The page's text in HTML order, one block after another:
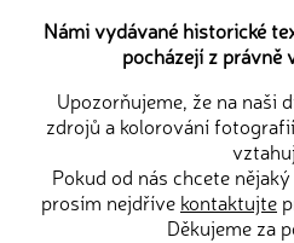
Námi vydávané historické
pocházejí z právně
Upozorňujeme, že na naši
zdrojů a kolorování
Pokud od nás chcete
prosím nejdříve kontaktujte
Děkujeme za